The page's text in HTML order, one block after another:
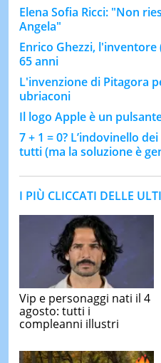
Elena Sofia Ricci: "Non
Angela"
Enrico Ghezzi,
65 anni
L'invenzione di Pitagora
ubriaconi
Il logo Apple è un
7 + 1 = 0? L’indovinello
tutti (ma la soluzione è
I PIÙ CLICCATI DELLE
Vip e personaggi nati il 4
agosto: tutti i
compleanni illustri